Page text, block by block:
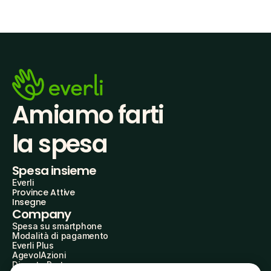
Amiamo farti
la spesa
Spesa insieme
Everli
Province Attive
Insegne
Company
Spesa su smartphone
Modalità di pagamento
Everli Plus
AgevolAzioni
Diventa Partner